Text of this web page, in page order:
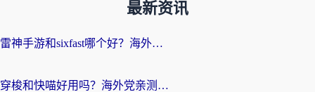
最新资讯
雷神手游和sixfast哪个好？海外党亲测3款回国加速器，教你选对不踩坑
穿梭和快喵好用吗？海外党亲测：小众加速器对比+番茄加速器深度体验